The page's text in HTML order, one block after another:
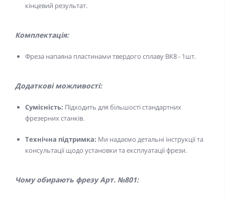
кінцевий результат.
Комплектація:
Фреза напаяна пластинами твердого сплаву ВК8 - 1шт.
Додаткові можливості:
Сумісність: Підходить для більшості стандартних
фрезерних станків.
Технічна підтримка: Ми надаємо детальні інструкції та
консультації щодо установки та експлуатації фрези.
Чому обирають фрезу Арт. №801: